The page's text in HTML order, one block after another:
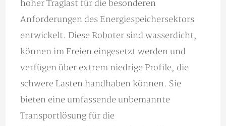
hoher Traglast für die besonderen
Anforderungen des Energiespeichersektors
entwickelt. Diese Roboter sind wasserdicht,
können im Freien eingesetzt werden und
verfügen über extrem niedrige Profile, die
schwere Lasten handhaben können. Sie
bieten eine umfassende unbemannte
Transportlösung für die